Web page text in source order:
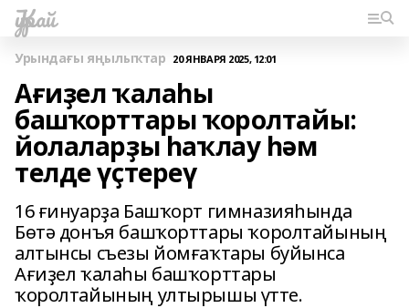
Ҡурай
Урындағы яңылыҡтар 20 ЯНВАРЯ 2025, 12:01
Ағиҙел ҡалаһы
башҡорттары ҡоролтайы:
йолаларҙы һаҡлау һәм
телде үҫтереү
16 ғинуарҙа Башҡорт гимназияһында
Бөтә донъя башҡорттары ҡоролтайының
алтынсы съезы йомғаҡтары буйынса
Ағиҙел ҡалаһы башҡорттары
ҡоролтайының ултырышы үтте.